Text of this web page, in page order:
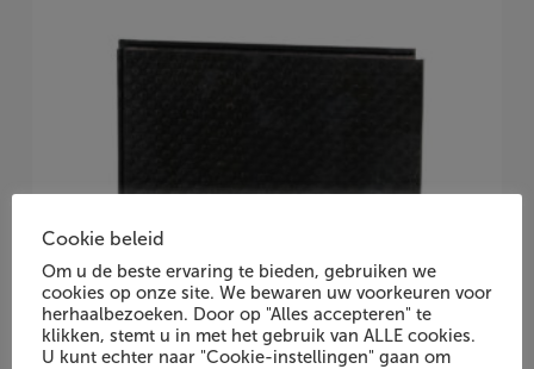
Cookie beleid
Om u de beste ervaring te bieden, gebruiken we
cookies op onze site. We bewaren uw voorkeuren voor
herhaalbezoeken. Door op "Alles accepteren" te
klikken, stemt u in met het gebruik van ALLE cookies.
U kunt echter naar "Cookie-instellingen" gaan om